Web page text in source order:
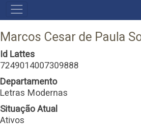
NAVEGADOR
PRINCIPAL
Marcos Cesar de Paula
Id Lattes
7249014007309888
Departamento
Letras Modernas
Situação Atual
Ativos